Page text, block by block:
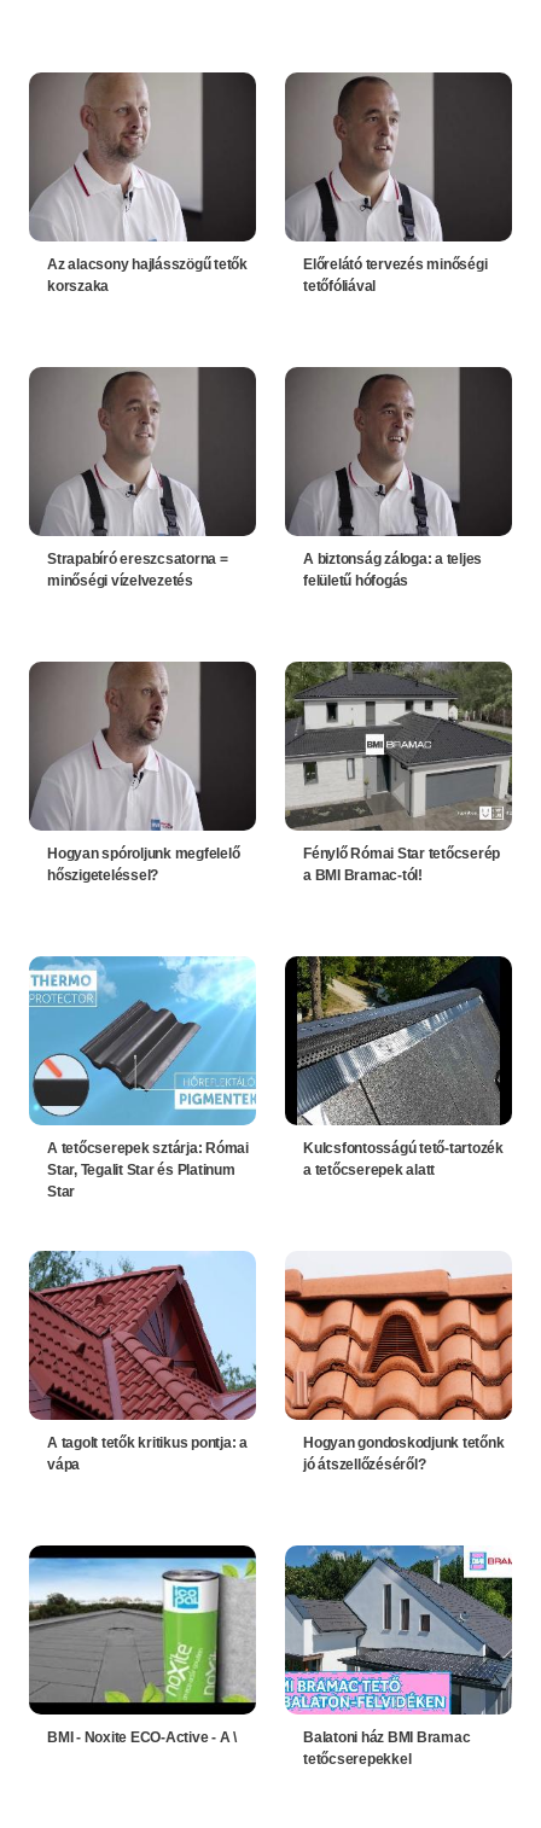
Az alacsony hajlásszögű tetők
korszaka
Előrelátó tervezés minőségi
tetőfóliával
Strapabíró ereszcsatorna =
minőségi vízelvezetés
A biztonság záloga: a teljes
felületű hófogás
Hogyan spóroljunk megfelelő
hőszigeteléssel?
Fénylő Római Star tetőcserép
a BMI Bramac-tól!
A tetőcserepek sztárja: Római
Star, Tegalit Star és Platinum
Star
Kulcsfontosságú tető-tartozék
a tetőcserepek alatt
A tagolt tetők kritikus pontja: a
vápa
Hogyan gondoskodjunk tetőnk
jó átszellőzéséről?
BMI - Noxite ECO-Active - A \
Balatoni ház BMI Bramac
tetőcserepekkel